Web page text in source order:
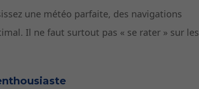
une météo parfaite, des navigations
Il ne faut surtout pas « se rater » sur les